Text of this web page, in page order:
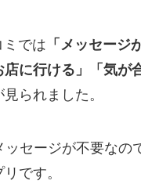
ミでは 「メッセージ
店に行ける」「気が
られました。
ッセージが不要なの
です。